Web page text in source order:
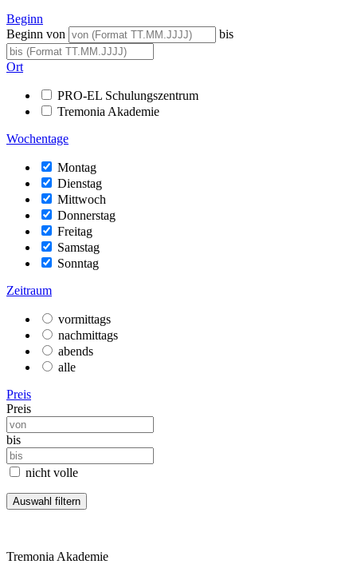
Beginn
Beginn von
bis
Ort
PRO-EL Schulungszentrum
Tremonia Akademie
Wochentage
Montag
Dienstag
Mittwoch
Donnerstag
Freitag
Samstag
Sonntag
Zeitraum
vormittags
nachmittags
abends
alle
Preis
Preis
bis
nicht volle
Tremonia Akademie